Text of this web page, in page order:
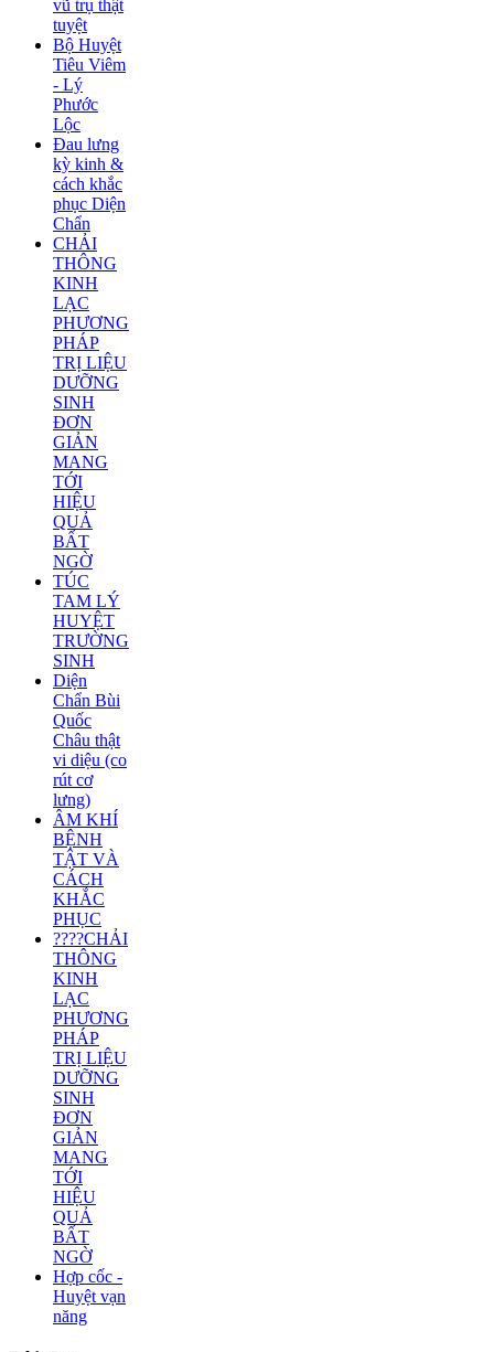
vũ trụ thật
tuyệt
Bộ Huyệt
Tiêu Viêm
- Lý
Phước
Lộc
Đau lưng
kỳ kinh &
cách khắc
phục Diện
Chẩn
CHẢI
THÔNG
KINH
LẠC
PHƯƠNG
PHÁP
TRỊ LIỆU
DƯỠNG
SINH
ĐƠN
GIẢN
MANG
TỚI
HIỆU
QUẢ
BẤT
NGỜ
TÚC
TAM LÝ
HUYỆT
TRƯỜNG
SINH
Diện
Chẩn Bùi
Quốc
Châu thật
vi diệu (co
rút cơ
lưng)
ÂM KHÍ
BỆNH
TẬT VÀ
CÁCH
KHẮC
PHỤC
????CHẢI
THÔNG
KINH
LẠC
PHƯƠNG
PHÁP
TRỊ LIỆU
DƯỠNG
SINH
ĐƠN
GIẢN
MANG
TỚI
HIỆU
QUẢ
BẤT
NGỜ
Hợp cốc -
Huyệt vạn
năng